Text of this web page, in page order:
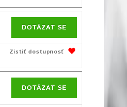
DOTÁZAT SE
Zistiť dostupnosť
DOTÁZAT SE